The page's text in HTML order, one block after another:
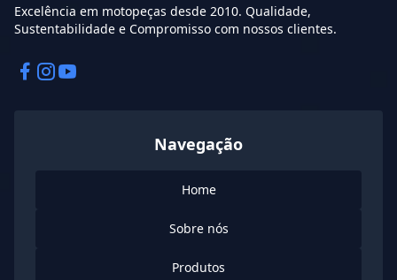
Excelência em motopeças desde 2010. Qualidade,
Sustentabilidade e Compromisso com nossos clientes.
Facebook
Instagram
Navegação
Home
Sobre nós
Produtos